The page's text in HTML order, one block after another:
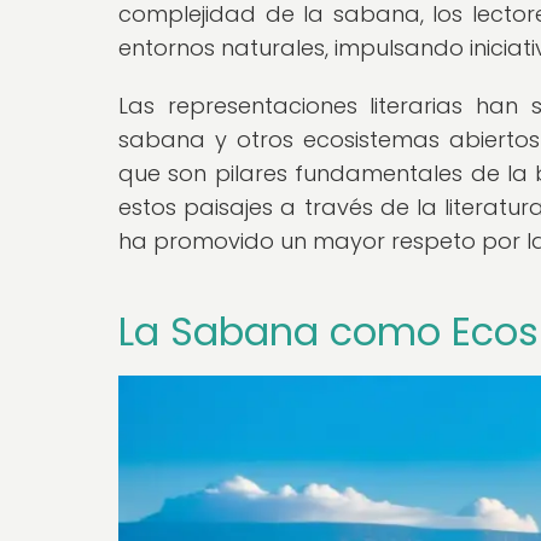
complejidad de la sabana, los
entornos naturales, impulsando
Las representaciones literarias
sabana y otros ecosistemas
que son pilares fundamentales de
estos paisajes a través de la
ha promovido un mayor respeto por
La Sabana como